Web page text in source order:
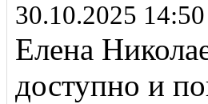
30.10.2025 14:50
Елена
доступно и